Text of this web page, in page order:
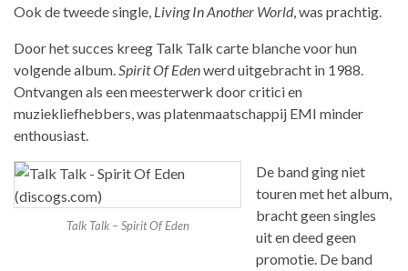
Ook de tweede single, Living In Another World, was prachtig.
Door het succes kreeg Talk Talk carte blanche voor hun
volgende album.Spirit Of Edenwerd uitgebracht in 1988.
Ontvangen als een meesterwerk door critici en
muziekliefhebbers, was platenmaatschappij EMI minder
enthousiast.
Talk Talk – Spirit Of Eden
De band ging niet
touren met het album,
bracht geen singles
uit en deed geen
promotie. De band